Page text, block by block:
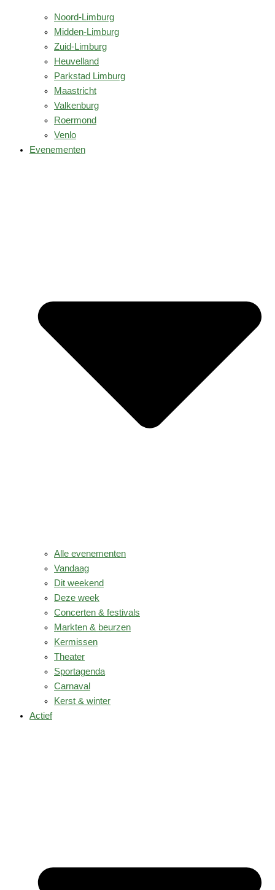
Noord-Limburg
Midden-Limburg
Zuid-Limburg
Heuvelland
Parkstad Limburg
Maastricht
Valkenburg
Roermond
Venlo
Evenementen
Alle evenementen
Vandaag
Dit weekend
Deze week
Concerten & festivals
Markten & beurzen
Kermissen
Theater
Sportagenda
Carnaval
Kerst & winter
Actief